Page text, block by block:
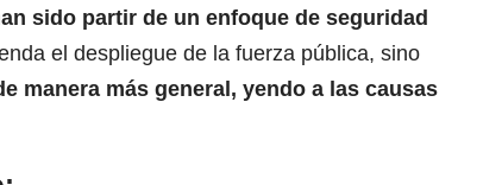
sido partir de un enfoque de seguridad
el despliegue de la fuerza pública, sino
manera más general, yendo a las causas